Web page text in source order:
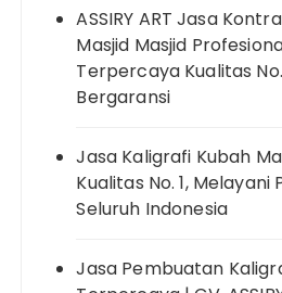
ASSIRY ART Jasa
Masjid Masjid
Terpercaya Kualitas
Bergaransi
Jasa Kaligrafi Kubah
Kualitas No. 1,
Seluruh Indonesia
Jasa Pembuatan